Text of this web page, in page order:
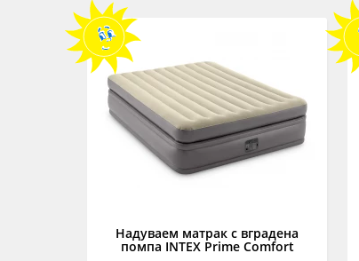
Надуваем матрак с вградена
помпа INTEX Prime Comfort